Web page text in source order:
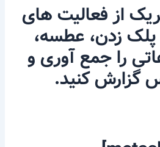
از فعالیت های
پلک زدن، عطسه،
را جمع آوری و
گزارش کنید.